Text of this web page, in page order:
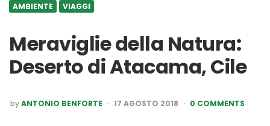
AMBIENTE VIAGGI
Meraviglie della Natura:
Deserto di Atacama, Cile
POSTED
BY
byANTONIO BENFORTE 17 AGOSTO 2018 0 COMMENTS